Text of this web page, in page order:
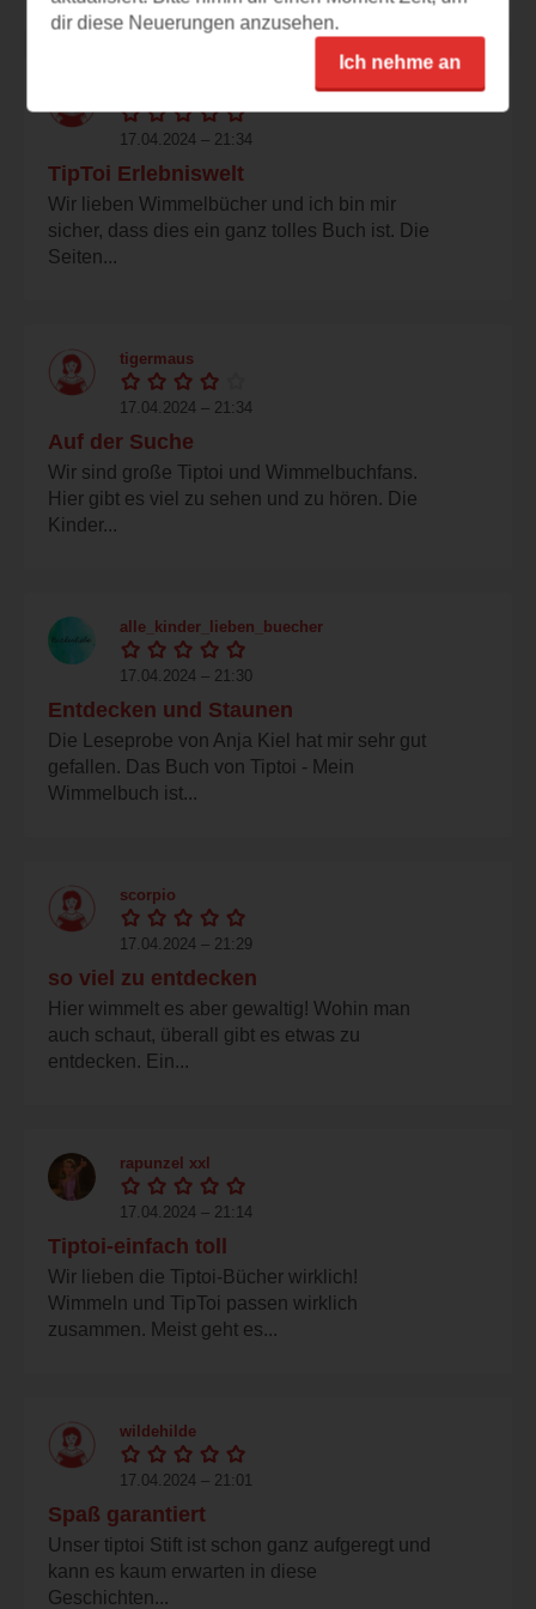
17.04.2024 – 21:34
TipToi Erlebniswelt
Wir lieben Wimmelbücher und ich bin mir
sicher, dass dies ein ganz tolles Buch ist. Die
Seiten...
tigermaus
17.04.2024 – 21:34
Auf der Suche
Wir sind große Tiptoi und Wimmelbuchfans.
Hier gibt es viel zu sehen und zu hören. Die
Kinder...
alle_kinder_lieben_buecher
17.04.2024 – 21:30
Entdecken und Staunen
Die Leseprobe von Anja Kiel hat mir sehr gut
gefallen. Das Buch von Tiptoi - Mein
Wimmelbuch ist...
scorpio
17.04.2024 – 21:29
so viel zu entdecken
Hier wimmelt es aber gewaltig! Wohin man
auch schaut, überall gibt es etwas zu
entdecken. Ein...
rapunzel xxl
17.04.2024 – 21:14
Tiptoi-einfach toll
Wir lieben die Tiptoi-Bücher wirklich!
Wimmeln und TipToi passen wirklich
zusammen. Meist geht es...
wildehilde
17.04.2024 – 21:01
Spaß garantiert
Unser tiptoi Stift ist schon ganz aufgeregt und
kann es kaum erwarten in diese
Geschichten...
dir diese Neuerungen anzusehen.
Ich nehme an